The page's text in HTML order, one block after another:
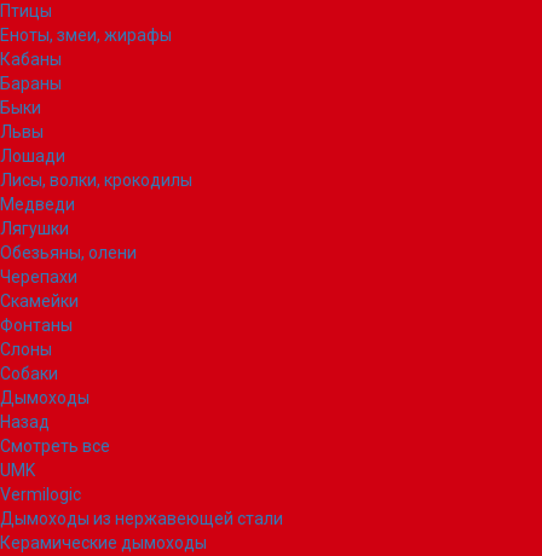
Птицы
Еноты, змеи, жирафы
Кабаны
Бараны
Быки
Львы
Лошади
Лисы, волки, крокодилы
Медведи
Лягушки
Обезьяны, олени
Черепахи
Скамейки
Фонтаны
Слоны
Собаки
Дымоходы
Назад
Смотреть все
UMK
Vermilogic
Дымоходы из нержавеющей стали
Керамические дымоходы